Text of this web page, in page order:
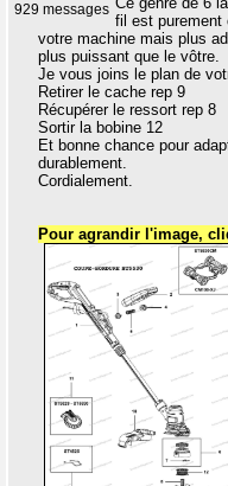
929 messages
fil est purement
votre machine mais plus
plus puissant que le vôtre.
Je vous joins le plan de
Retirer le cache rep 9
Récupérer le ressort rep 8
Sortir la bobine 12
Et bonne chance pour
durablement.
Cordialement.
Pour agrandir l'image,